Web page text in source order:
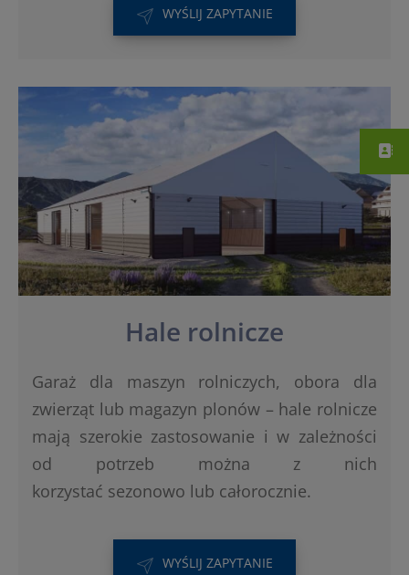
WYŚLIJ ZAPYTANIE
Hale rolnicze
Garaż dla maszyn rolniczych, obora dla
zwierząt lub magazyn plonów – hale rolnicze
mają szerokie zastosowanie i w zależności
od potrzeb można z nich
korzystać sezonowo lub całorocznie.
WYŚLIJ ZAPYTANIE